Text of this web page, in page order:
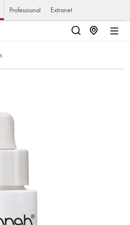
Professional Extranet